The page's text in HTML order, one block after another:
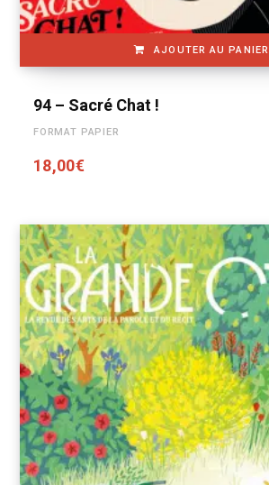
AJOUTER AU PANIER
94 – Sacré Chat !
FORMAT PAPIER
18,00€